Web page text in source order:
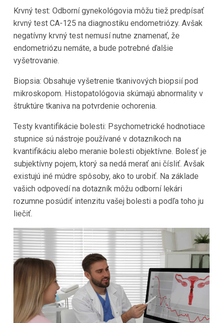
Krvný test: Odborní gynekológovia môžu tiež predpísať
krvný test CA-125 na diagnostiku endometriózy. Avšak
negatívny krvný test nemusí nutne znamenať, že
endometriózu nemáte, a bude potrebné ďalšie
vyšetrovanie.
Biopsia: Obsahuje vyšetrenie tkanivových biopsií pod
mikroskopom. Histopatológovia skúmajú abnormality v
štruktúre tkaniva na potvrdenie ochorenia.
Testy kvantifikácie bolesti: Psychometrické hodnotiace
stupnice sú nástroje používané v dotazníkoch na
kvantifikáciu alebo meranie bolesti objektívne. Bolesť je
subjektívny pojem, ktorý sa nedá merať ani čísliť. Avšak
existujú iné múdre spôsoby, ako to urobiť. Na základe
vašich odpovedí na dotazník môžu odborní lekári
rozumne posúdiť intenzitu vašej bolesti a podľa toho ju
liečiť.